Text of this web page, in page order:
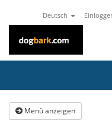
Deutsch
Menü anzeigen